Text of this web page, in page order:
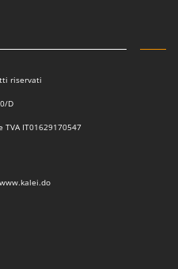
riservati
D
TVA IT01629170547